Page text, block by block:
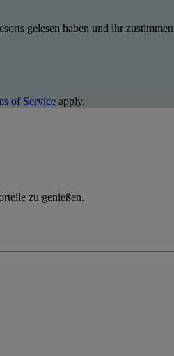
gelesen haben und ihr
of Service apply.
zu genießen.